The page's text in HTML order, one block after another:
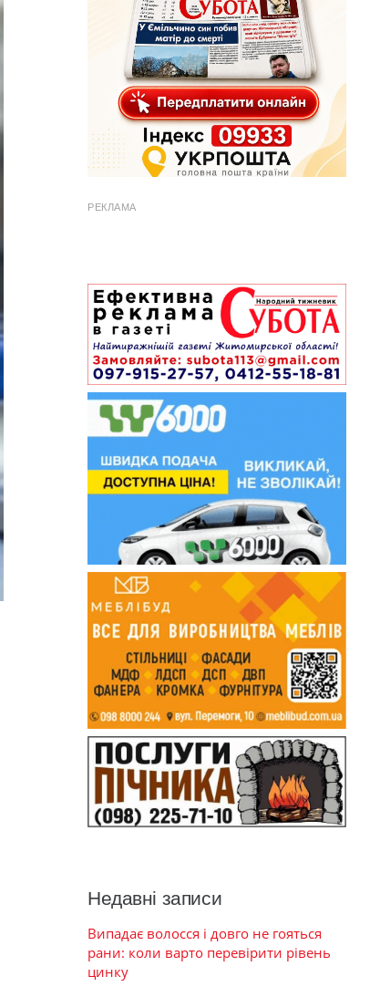
РЕКЛАМА
Недавні записи
Випадає волосся і довго не гояться
рани: коли варто перевірити рівень
цинку